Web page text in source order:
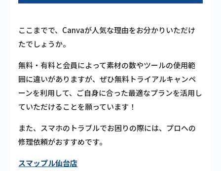
ここまでで、Canvaが人気な理由をお分かりいただけ
たでしょうか。
無料・有料と会員によって素材の数やツールの使用範
囲に違いがありますが、ぜひ無料トライアルキャンペ
ーンを利用して、ご自身に合った最適なプランを活用し
ていただけることを願っています！
また、スマホのトラブルでお困りの際には、プロへの
修理依頼がおすすめです。
スマップル仙台店